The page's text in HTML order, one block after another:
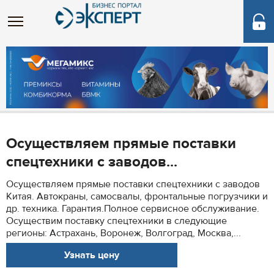
Осуществляем прямые поставки
спецтехники с заводов...
Осуществляем прямые поставки спецтехники с заводов
Китая. Автокраны, самосвалы, фронтальные погрузчики и
др. техника. Гарантия.Полное сервисное обслуживание.
Осуществим поставку спецтехники в следующие
регионы: Астрахань, Воронеж, Волгоград, Москва,...
Узнать цену